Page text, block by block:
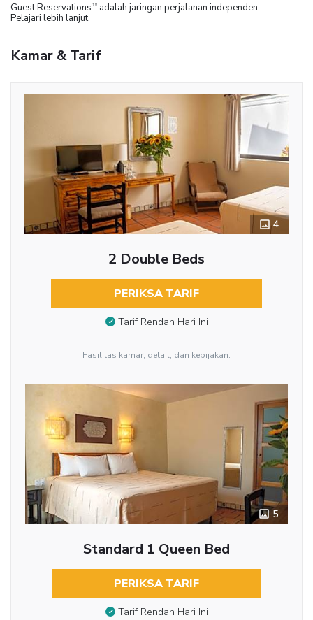
Guest Reservations TM
adalah jaringan perjalanan independen.
Pelajari lebih lanjut
Kamar & Tarif
4
2 Double Beds
PERIKSA TARIF
Tarif Rendah Hari Ini
Fasilitas kamar, detail, dan kebijakan.
5
Standard 1 Queen Bed
PERIKSA TARIF
Tarif Rendah Hari Ini